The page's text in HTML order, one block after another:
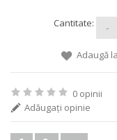
Cantitate:
Adaugă
0 opinii
Adăugaţi opinie